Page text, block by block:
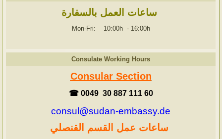
ساعات العمل بالسفارة
Mon-Fri: 10:00h - 16:00h
Consulate Working Hours
Consular Section
☎ 0049 30 887 111 60
consul@sudan-embassy.de
ساعات عمل القسم القنصلي